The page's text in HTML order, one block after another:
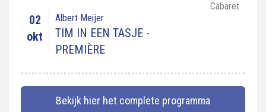
02
okt
Albert Meijer
TIM IN EEN TASJE -
PREMIÈRE
Cabaret
Bekijk hier het complete programma